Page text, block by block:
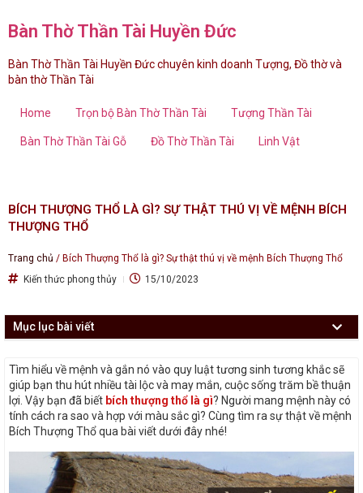
Bàn Thờ Thần Tài Huyền Đức
Bàn Thờ Thần Tài Huyền Đức chuyên kinh doanh Tượng, Đồ thờ và
bàn thờ Thần Tài
Home Trọn bộ Bàn Thờ Thần Tài Tượng Thần Tài
Bàn Thờ Thần Tài Gỗ Đồ Thờ Thần Tài Linh Vật
BÍCH THƯỢNG THỔ LÀ GÌ? SỰ THẬT THÚ VỊ VỀ MỆNH BÍCH
THƯỢNG THỔ
Trang chủ / Bích Thượng Thổ là gì? Sự thật thú vị về mệnh Bích Thượng Thổ
Kiến thức phong thủy
15/10/2023
Mục lục bài viết
Tìm hiểu về mệnh và gắn nó vào quy luật tương sinh tương khắc sẽ
giúp bạn thu hút nhiều tài lộc và may mắn, cuộc sống trăm bề thuận
lợi. Vậy bạn đã biết bích thượng thổ là gì? Người mang mệnh này có
tính cách ra sao và hợp với màu sắc gì? Cùng tìm ra sự thật về mệnh
Bích Thượng Thổ qua bài viết dưới đây nhé!